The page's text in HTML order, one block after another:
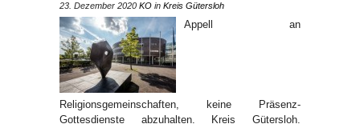
23. Dezember 2020 KO in Kreis Gütersloh
Appell an
Religionsgemeinschaften, keine Präsenz-
Gottesdienste abzuhalten. Kreis Gütersloh.